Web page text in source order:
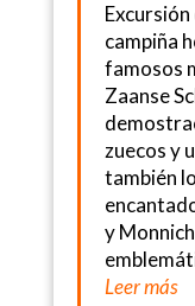
campiña
famosos
Zaanse
zuecos y
también
y
Leer más